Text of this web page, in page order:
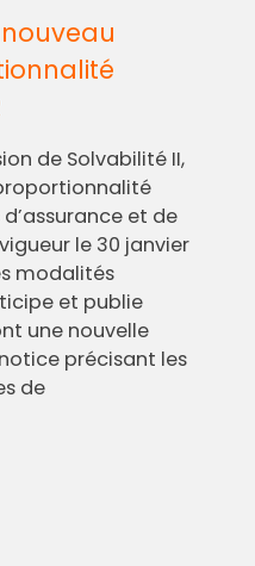
nouveau
de Solvabilité II,
et de
le 30 janvier
modalités
et publie
une nouvelle
précisant les
de